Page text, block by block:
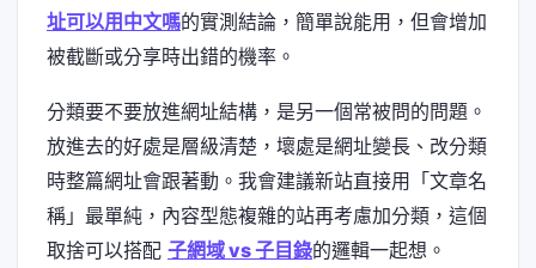
址可以用中文嗎的實測結論，簡單說能用，但會增加
被截斷或分享時出錯的機率。
分類要不要放進網址結構，是另一個常被問的問題。
放進去的好處是層級清楚，壞處是網址變長、改分類
時整篇網址會跟著動。我會建議新站直接用「文章名
稱」最單純，內容型態複雜的站再考慮加分類，這個
取捨可以搭配 子網域 vs 子目錄的邏輯一起想。